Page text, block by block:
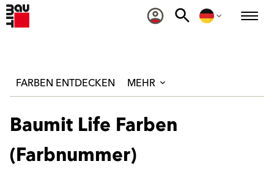
FARBEN ENTDECKEN MEHR
Baumit Life Farben
(Farbnummer)